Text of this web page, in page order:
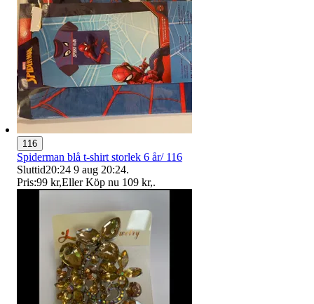
116
Spiderman blå t-shirt storlek 6 år/ 116
Sluttid20:24 9 aug 20:24.
Pris:99 kr,Eller Köp nu 109 kr,.